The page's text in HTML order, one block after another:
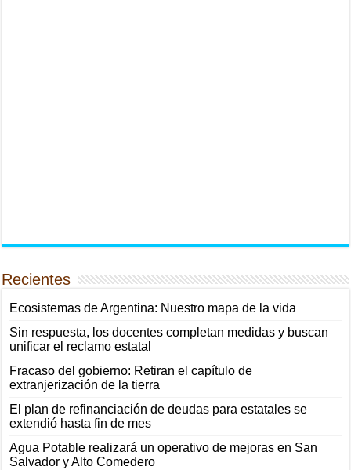
Recientes
Ecosistemas de Argentina: Nuestro mapa de la vida
Sin respuesta, los docentes completan medidas y buscan
unificar el reclamo estatal
Fracaso del gobierno: Retiran el capítulo de
extranjerización de la tierra
El plan de refinanciación de deudas para estatales se
extendió hasta fin de mes
Agua Potable realizará un operativo de mejoras en San
Salvador y Alto Comedero